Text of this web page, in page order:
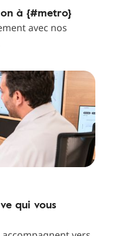
à {#metro}
avec nos
qui vous